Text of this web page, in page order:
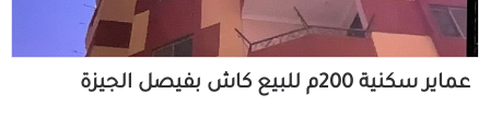
عماير سكنية 200م للبيع كاش بفيصل الجيزة